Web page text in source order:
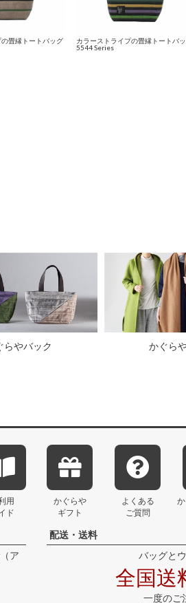
畳縁トートバッグ
カラーストライプの畳縁トートバ
5544 Series
らやバック かぐら
用
ド
かぐらや
ギフト
よくある
ご質問
ア
配送・送料
バッグと
全国送
一度のご